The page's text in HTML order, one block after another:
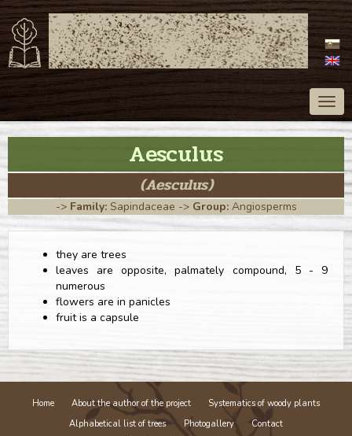
ATLAS OF TREES
OF SLOVAKIA
Aesculus
(Aesculus)
-> Family: Sapindaceae -> Group: Angiosperms
they are trees
leaves are opposite, palmately compound, 5 - 9
numerous
flowers are in panicles
fruit is a capsule
Home About the author of the project
Systematics of woody plants
Alphabetical list of trees
Photogallery
Contact